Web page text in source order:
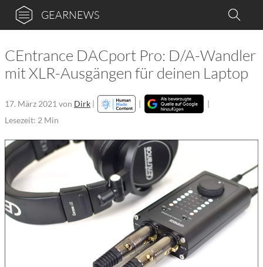
GEARNEWS
CEntrance DACport Pro: D/A-Wandler
mit XLR-Ausgängen für deinen Laptop
17. März 2021 von Dirk | |
|
Lesezeit: 2 Min